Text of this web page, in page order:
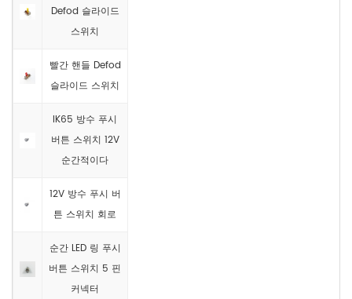
Defod 슬라이드
스위치
빨간 핸들 Defod
슬라이드 스위치
IK65 방수 푸시
버튼 스위치 12V
순간적이다
12V 방수 푸시 버
튼 스위치 회로
순간 LED 링 푸시
버튼 스위치 5 핀
커넥터